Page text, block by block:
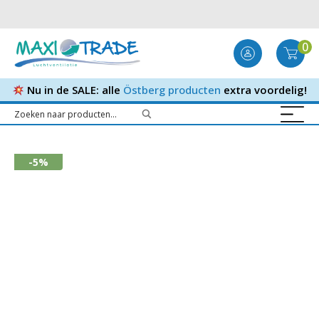
0
Nu in de SALE: alle Östberg producten extra voordelig!
-5%